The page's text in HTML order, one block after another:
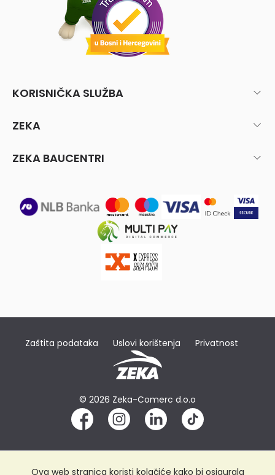
KORISNIČKA SLUŽBA
ZEKA
ZEKA BAUCENTRI
Zaštita podataka Uslovi korištenja Privatnost
© 2026 Zeka-Comerc d.o.o
Ova web stranica koristi kolačiće kako bi osigurala